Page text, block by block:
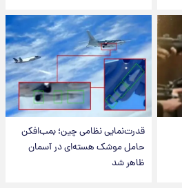
قدرت‌نمایی نظامی چین؛ بمب‌افکن
حامل موشک هسته‌ای در آسمان
ظاهر شد